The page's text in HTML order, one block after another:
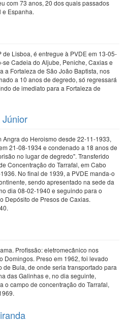
com 73 anos, 20 dos quais passados
e Espanha.
de Lisboa, é entregue à PVDE em 13-05-
se Cadeia do Aljube, Peniche, Caxias e
a Fortaleza de São João Baptista, nos
a 10 anos de degredo, só regressará
de imediato para a Fortaleza de
Angra do Heroismo desde 22-11-1933,
21-08-1934 e condenado a 18 anos de
no lugar de degredo". Transferido
Concentração do Tarrafal, em Cabo
No final de 1939, a PVDE manda-o
sendo apresentado na sede da
dia 08-02-1940 e seguindo para o
Depósito de Presos de Caxias.
Profissão: eletromecânico nos
Domingos. Preso em 1962, foi levado
de Bula, de onde seria transportado para
das Galinhas e, no dia seguinte,
o campo de concentração do Tarrafal,